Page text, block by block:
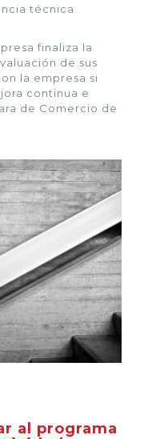
técnica
finaliza la
de sus
la empresa si
continua e
de Comercio de
al programa